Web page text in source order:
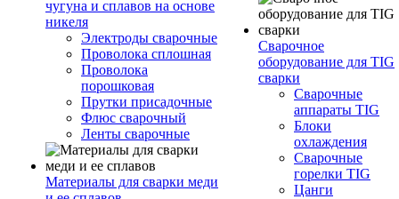
чугуна и сплавов на основе
никеля
Электроды сварочные
Проволока сплошная
Проволока
порошковая
Прутки присадочные
Флюс сварочный
Ленты сварочные
Материалы для сварки меди
Сварочное
оборудование для TIG
сварки
Сварочные
аппараты TIG
Блоки
охлаждения
Сварочные
горелки TIG
Цанги